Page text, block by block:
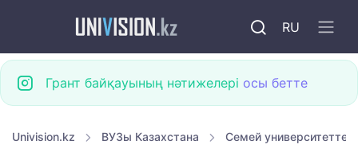
RU
Грант байқауының нәтижелері осы бетте
Univision.kz ВУЗы Казахстана Семей университеттері